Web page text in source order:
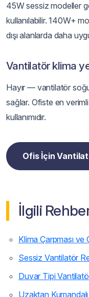
45W sessiz modeller
kullanılabilir. 140W+
dışı alanlarda daha
Vantilatör klima
Hayır — vantilatör
sağlar. Ofiste en
kullanımıdır.
Ofis İçin
İlgili
Klima Çarpması
Sessiz Vantilatör
Duvar Tipi
Uzaktan